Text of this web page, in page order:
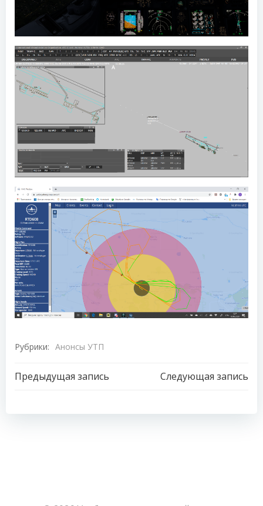
Рубрики: Анонсы УТП
Навигация
записям
Предыдущая запись
Навигация
записям
Следующая запись